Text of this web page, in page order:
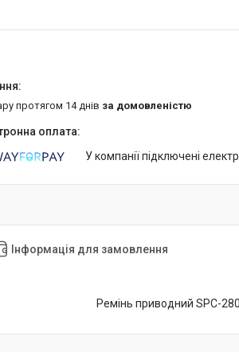
протягом 14 днів за домовленістю
У компанії підключені
Інформація для замовлення
Ремінь приводний SPC-